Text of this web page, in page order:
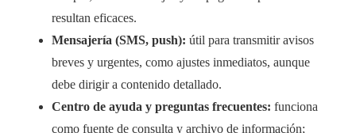
resultan eficaces.
Mensajería (SMS, push): útil para transmitir avisos
breves y urgentes, como ajustes inmediatos, aunque
debe dirigir a contenido detallado.
Centro de ayuda y preguntas frecuentes: funciona
como fuente de consulta y archivo de información;